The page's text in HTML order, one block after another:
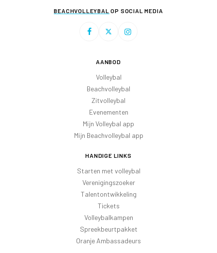
BEACHVOLLEYBAL OP SOCIAL MEDIA
AANBOD
Volleybal
Beachvolleybal
Zitvolleybal
Evenementen
Mijn Volleybal app
Mijn Beachvolleybal app
HANDIGE LINKS
Starten met volleybal
Verenigingszoeker
Talentontwikkeling
Tickets
Volleybalkampen
Spreekbeurtpakket
Oranje Ambassadeurs